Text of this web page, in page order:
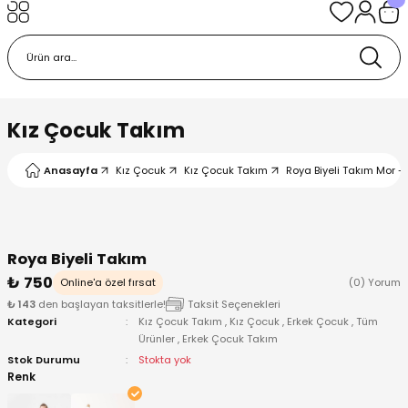
Kız Çocuk Takım
Anasayfa Kız Çocuk Kız Çocuk Takım Roya Biyeli Takım Mor -
Roya Biyeli Takım
₺ 750
Online'a özel fırsat
(0) Yorum
₺ 143 den başlayan taksitlerle!
Taksit Seçenekleri
Kategori
Kız Çocuk Takım , Kız Çocuk , Erkek Çocuk ,Tüm
Ürünler , Erkek Çocuk Takım
Stok Durumu
Stokta yok
Renk
Body
Bere ve Eldiven
Body
ve Patik
Çıkışı ve Zıbın Seti
Ürünleri